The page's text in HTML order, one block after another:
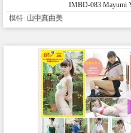
IMBD-083 Mayumi
模特: 山中真由美